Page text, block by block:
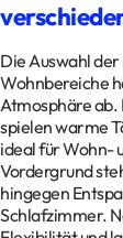
Die Auswahl
Wohnbereiche
Atmosphäre ab.
spielen warme
ideal für Wohn-
Vordergrund
hingegen
Schlafzimmer.